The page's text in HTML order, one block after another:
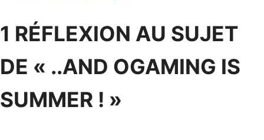
1 RÉFLEXION AU SUJET
DE « ..AND OGAMING IS
SUMMER ! »